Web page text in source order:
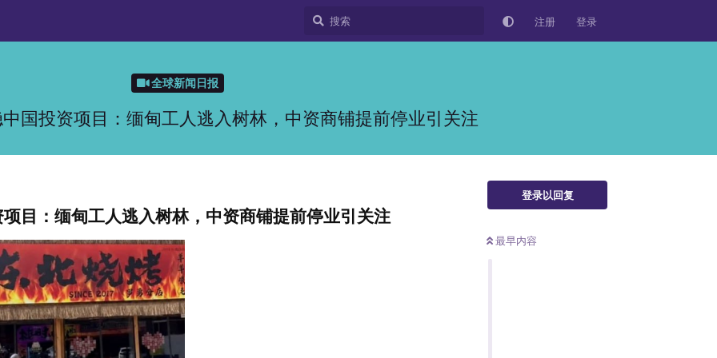
注册 登录
全球新闻日报
国投资项目：缅甸工人逃入树林，中资商铺提前停业引关注
登录以回复
最早内容
目：缅甸工人逃入树林，中资商铺提前停业引关注